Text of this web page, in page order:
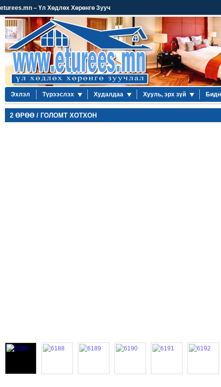
eturees.mn – Үл Хөдлөх Хөрөнгө Зууч
Эхлэл Түрээслэх Худалдаа Хууль, эрх зүй
2 ӨРӨӨ / ГОЛОМТ ХОТХОН